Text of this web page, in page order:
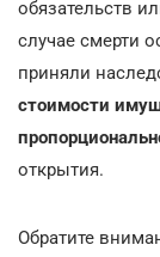
обязательств
случае смерти
приняли
стоимости
открытия.
Обратите